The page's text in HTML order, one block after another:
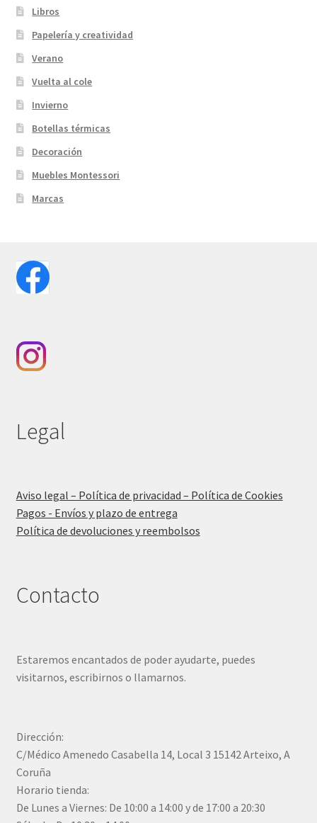
Libros
Papelería y creatividad
Verano
Vuelta al cole
Invierno
Botellas térmicas
Decoración
Muebles Montessori
Marcas
Legal
Aviso legal – Política de privacidad – Política de Cookies
Pagos - Envíos y plazo de entrega
Política de devoluciones y reembolsos
Contacto
Estaremos encantados de poder ayudarte, puedes
visitarnos, escribirnos o llamarnos.
Dirección:
C/Médico Amenedo Casabella 14, Local 3 15142 Arteixo, A
Coruña
Horario tienda:
De Lunes a Viernes: De 10:00 a 14:00 y de 17:00 a 20:30